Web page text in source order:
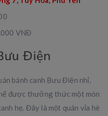
VNĐ
Điện
bánh canh Bưu Điện nhỉ,
được thưởng thức một món
hẹ. Đây là một quán vỉa hè